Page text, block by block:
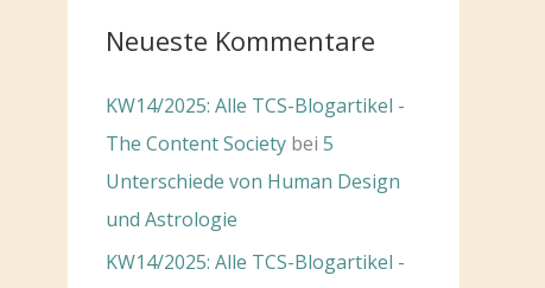
Neueste Kommentare
KW14/2025: Alle TCS-Blogartikel -
The Content Society bei 5
Unterschiede von Human Design
und Astrologie
KW14/2025: Alle TCS-Blogartikel -